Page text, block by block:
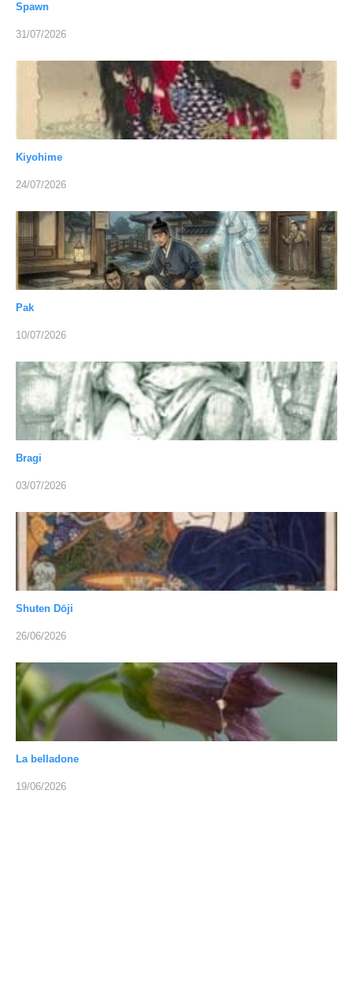
Spawn
31/07/2026
Kiyohime
24/07/2026
Pak
10/07/2026
Bragi
03/07/2026
Shuten Dōji
26/06/2026
La belladone
19/06/2026